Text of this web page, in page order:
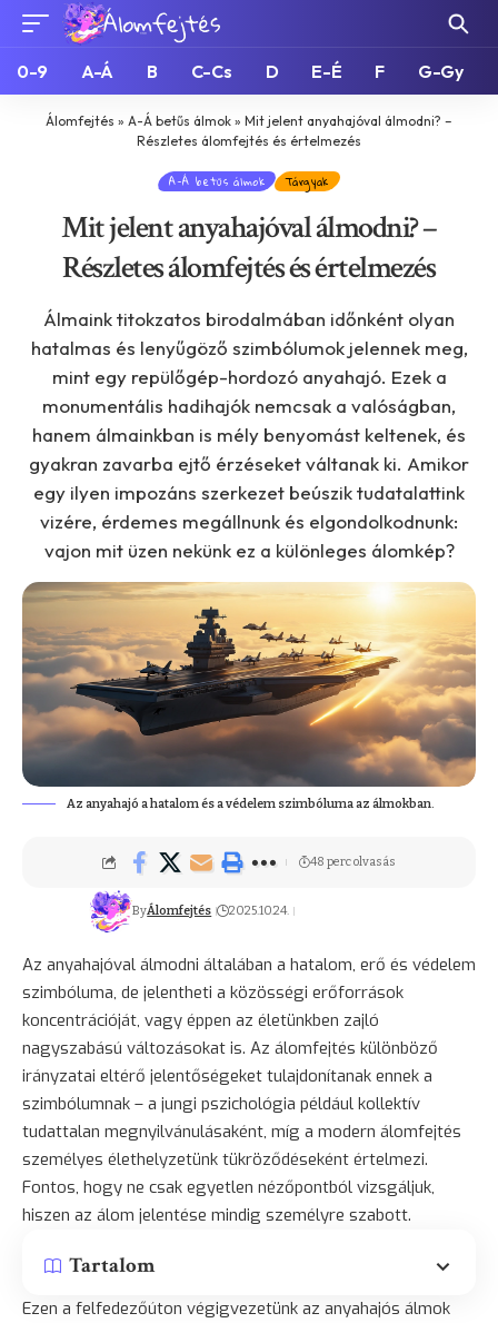
0-9 A-Á B C-Cs D E-É F G-Gy
Álomfejtés » A-Á betűs álmok » Mit jelent anyahajóval álmodni? –
Részletes álomfejtés és értelmezés
A-Á betűs álmok Tárgyak
Mit jelent anyahajóval álmodni? –
Részletes álomfejtés és értelmezés
Álmaink titokzatos birodalmában időnként olyan
hatalmas és lenyűgöző szimbólumok jelennek meg,
mint egy repülőgép-hordozó anyahajó. Ezek a
monumentális hadihajók nemcsak a valóságban,
hanem álmainkban is mély benyomást keltenek, és
gyakran zavarba ejtő érzéseket váltanak ki. Amikor
egy ilyen impozáns szerkezet beúszik tudatalattink
vizére, érdemes megállnunk és elgondolkodnunk:
vajon mit üzen nekünk ez a különleges álomkép?
Az anyahajó a hatalom és a védelem szimbóluma az álmokban.
ByÁlomfejtés 2025.10.24.
48 perc olvasás
Az anyahajóval álmodni általában a hatalom, erő és védelem
szimbóluma, de jelentheti a közösségi erőforrások
koncentrációját, vagy éppen az életünkben zajló
nagyszabású változásokat is. Az álomfejtés különböző
irányzatai eltérő jelentőségeket tulajdonítanak ennek a
szimbólumnak – a jungi pszichológia például kollektív
tudattalan megnyilvánulásaként, míg a modern álomfejtés
személyes élethelyzetünk tükröződéseként értelmezi.
Fontos, hogy ne csak egyetlen nézőpontból vizsgáljuk,
hiszen az álom jelentése mindig személyre szabott.
Tartalom
Ezen a felfedezőúton végigvezetünk az anyahajós álmok